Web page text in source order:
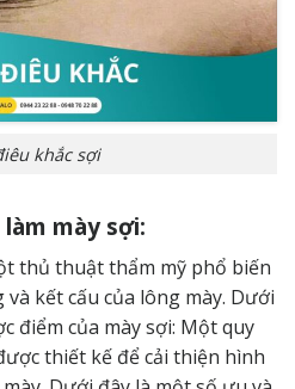
khắc sợi
mày sợi:
thủ thuật thẩm mỹ phổ biến
kết cấu của lông mày. Dưới
điểm của mày sợi: Một quy
thiết kế để cải thiện hình